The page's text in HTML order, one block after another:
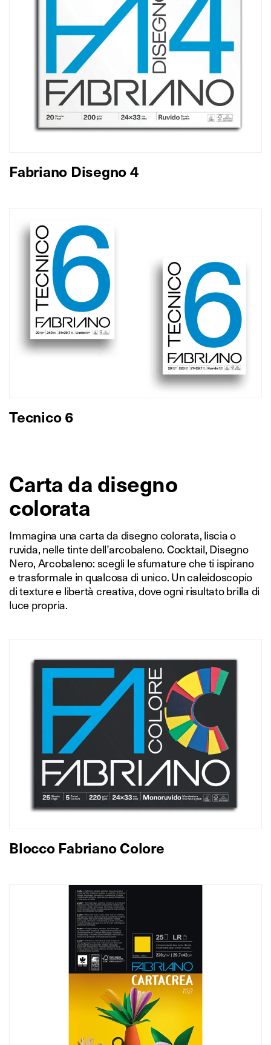
Fabriano Disegno 4
Tecnico 6
Carta da disegno
colorata
Immagina una carta da disegno colorata, liscia o
ruvida, nelle tinte dell’arcobaleno. Cocktail, Disegno
Nero, Arcobaleno: scegli le sfumature che ti ispirano
e trasformale in qualcosa di unico. Un caleidoscopio
di texture e libertà creativa, dove ogni risultato brilla di
luce propria.
Blocco Fabriano Colore